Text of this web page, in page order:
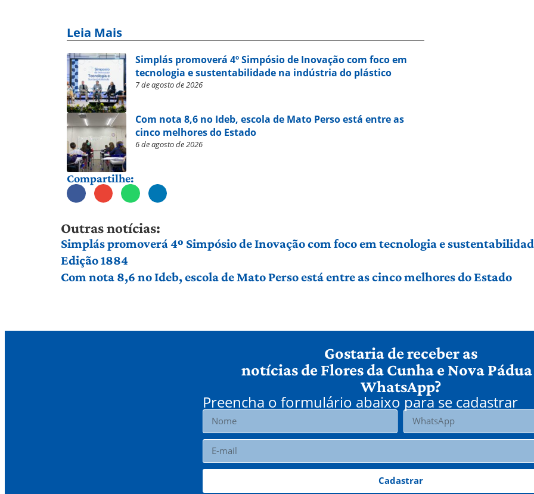
Leia Mais
Simplás promoverá 4º Simpósio de Inovação com foco em
tecnologia e sustentabilidade na indústria do plástico
7 de agosto de 2026
Com nota 8,6 no Ideb, escola de Mato Perso está entre as
cinco melhores do Estado
6 de agosto de 2026
Compartilhe:
Outras notícias:
Simplás promoverá 4º Simpósio de Inovação com foco em tecnologia e
Edição 1884
Com nota 8,6 no Ideb, escola de Mato Perso está entre as cinco melhores do Estado
Gostaria de receber as
notícias de Flores da Cunha e Nova
WhatsApp?
Preencha o formulário abaixo para se cadastrar
Cadastrar